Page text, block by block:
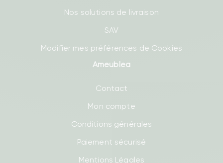
Nos solutions de livraison
SAV
Modifier mes préférences de Cookies
Ameublea
Contact
Mon compte
Conditions générales
Paiement sécurisé
Mentions Légales